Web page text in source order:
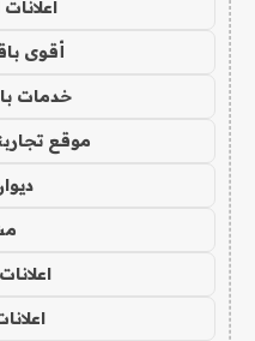
أقوى
خدمات با
موقع